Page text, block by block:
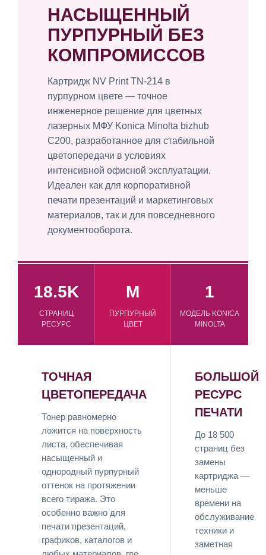
НАСЫЩЕННЫЙ
ПУРПУРНЫЙ БЕЗ
КОМПРОМИССОВ
Картридж NV Print TN-214 в
пурпурном цвете — точное
инженерное решение для цветных
лазерных МФУ Konica Minolta bizhub
C200, разработанное для стабильной
цветопередачи в условиях
интенсивной офисной эксплуатации.
Идеален как для корпоративной
печати презентаций и маркетинговых
материалов, так и для повседневного
документооборота.
18.5K
СТРАНИЦ
РЕСУРС
M
ПУРПУРНЫЙ
ЦВЕТ
1
МОДЕЛЬ KONICA
MINOLTA
ТОЧНАЯ
ЦВЕТОПЕРЕДАЧА
Тонер равномерно
ложится на поверхность
листа, обеспечивая
насыщенный и
однородный пурпурный
оттенок на протяжении
всего тиража. Это
особенно важно для
печати презентаций,
графиков, каталогов и
БОЛЬШОЙ
РЕСУРС
ПЕЧАТИ
До 18 500
страниц без
замены
картриджа —
меньше
времени на
обслуживание
техники и
заметная